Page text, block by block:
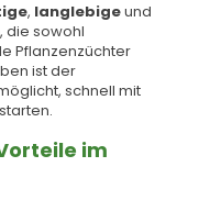
, langlebigeund
, die sowohl
Pflanzenzüchter
ist der
schnell mit
im